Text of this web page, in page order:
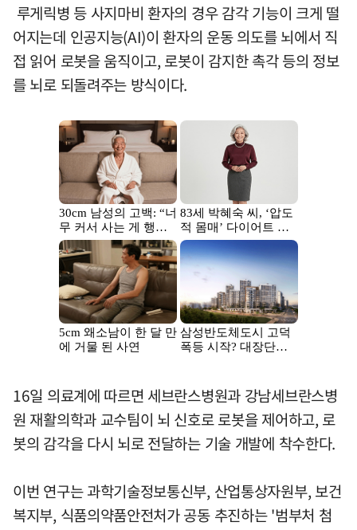
루게릭병 등 사지마비 환자의 경우 감각 기능이 크게 떨
어지는데 인공지능(AI)이 환자의 운동 의도를 뇌에서 직
접 읽어 로봇을 움직이고, 로봇이 감지한 촉각 등의 정보
를 뇌로 되돌려주는 방식이다.
16일 의료계에 따르면 세브란스병원과 강남세브란스병
원 재활의학과 교수팀이 뇌 신호로 로봇을 제어하고, 로
봇의 감각을 다시 뇌로 전달하는 기술 개발에 착수한다.
이번 연구는 과학기술정보통신부, 산업통상자원부, 보건
복지부, 식품의약품안전처가 공동 추진하는 '범부처 첨